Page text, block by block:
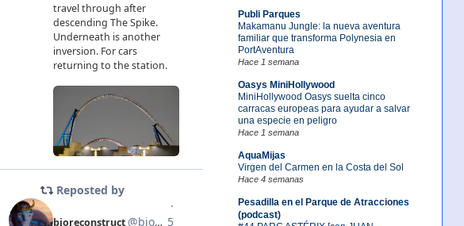
Publi Parques
Makamanu Jungle: la nueva aventura
familiar que transforma Polynesia en
PortAventura
Hace 1 semana
Oasys MiniHollywood
MiniHollywood Oasys suelta cinco
carracas europeas para ayudar a salvar
una especie en peligro
Hace 1 semana
AquaMijas
Virgen del Carmen en la Costa del Sol
Hace 4 semanas
Pesadilla en el Parque de Atracciones
(podcast)